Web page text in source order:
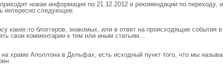
новая информация по 21.12.2012 и рекомендации по переходу,
интересно следующее.
каких-то блоггеров, знакомых, или в ответ на происходящие события
свои комментарии к тем или иным статьям...
храме Аполлона в Дельфах, есть исходный пункт того, что мы